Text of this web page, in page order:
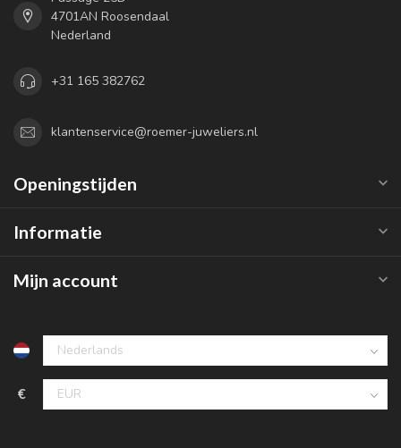
4701AN Roosendaal
Nederland
+31 165 382762
klantenservice@roemer-juweliers.nl
Openingstijden
Informatie
Mijn account
€